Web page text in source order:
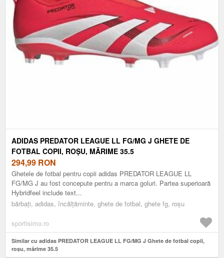
ADIDAS PREDATOR LEAGUE LL FG/MG J GHETE DE
FOTBAL COPII, ROȘU, MĂRIME 35.5
294,99 RON
Ghetele de fotbal pentru copii adidas PREDATOR LEAGUE LL
FG/MG J au fost concepute pentru a marca goluri. Partea superioară
Hybridfeel include text...
bărbați, adidas, încălțăminte, ghete de fotbal, ghete fg, roșu
sportisimo.ro
Similar cu adidas PREDATOR LEAGUE LL FG/MG J Ghete de fotbal copii,
roșu, mărime 35.5